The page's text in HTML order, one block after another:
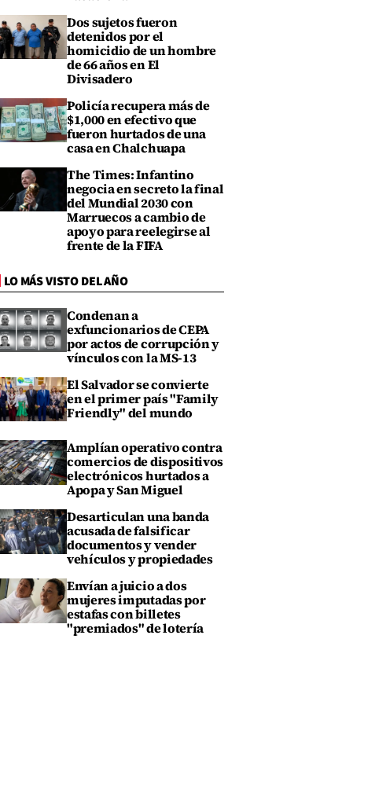
Dos sujetos fueron
detenidos por el
homicidio de un hombre
de 66 años en El
Divisadero
Policía recupera más de
$1,000 en efectivo que
fueron hurtados de una
casa en Chalchuapa
The Times: Infantino
negocia en secreto la final
del Mundial 2030 con
Marruecos a cambio de
apoyo para reelegirse al
frente de la FIFA
LO MÁS VISTO DEL AÑO
Condenan a
exfuncionarios de CEPA
por actos de corrupción y
vínculos con la MS-13
El Salvador se convierte
en el primer país "Family
Friendly" del mundo
Amplían operativo contra
comercios de dispositivos
electrónicos hurtados a
Apopa y San Miguel
Desarticulan una banda
acusada de falsificar
documentos y vender
vehículos y propiedades
Envían a juicio a dos
mujeres imputadas por
estafas con billetes
"premiados" de lotería